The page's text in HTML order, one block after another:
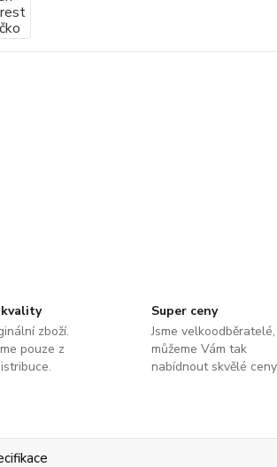
kvality
zboží.
pouze z
Super ceny
Jsme velkoodběratelé,
můžeme Vám tak
nabídnout skvělé ceny.